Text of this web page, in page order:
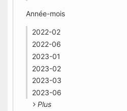
Année-mois
2022-02
2022-06
2023-01
2023-02
2023-03
2023-06
Plus